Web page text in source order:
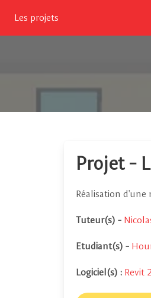
Les projets
Projet -
Réalisation d'une
Tuteur(s) -
Etudiant(s) -
Logiciel(s) : Revit